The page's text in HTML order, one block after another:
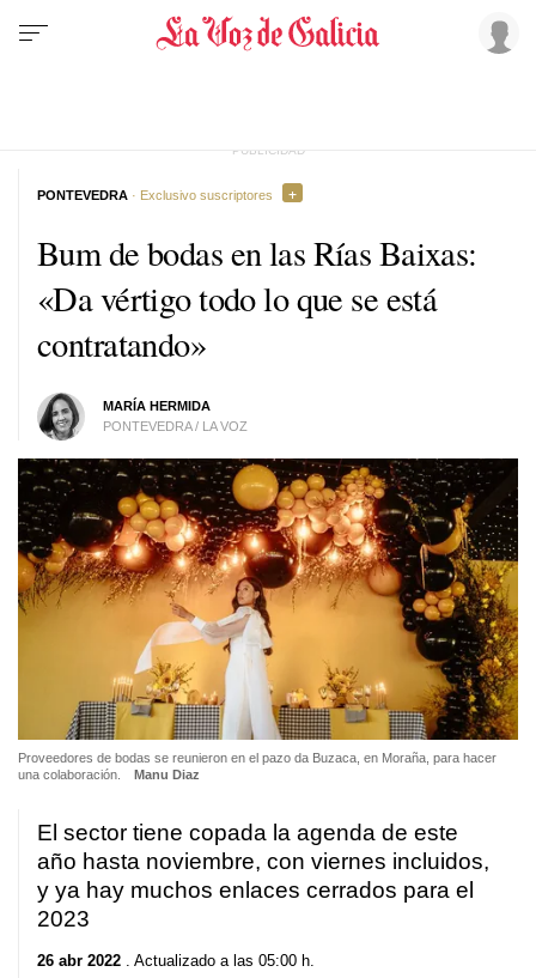
Bum de bodas en las Rías Baixas:
«Da vértigo todo lo que se está
contratando»
MARÍA HERMIDA
PONTEVEDRA / LA VOZ
PONTEVEDRA · Exclusivo suscriptores
Proveedores de bodas se reunieron en el pazo da Buzaca, en Moraña, para hacer
una colaboración.
Manu Diaz
El sector tiene copada la agenda de este
año hasta noviembre, con viernes incluidos,
y ya hay muchos enlaces cerrados para el
2023
26 abr 2022 . Actualizado a las 05:00 h.